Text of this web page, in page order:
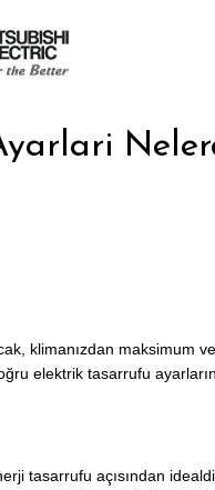
klimanızdan maksimum
elektrik tasarrufu
tasarrufu açısından